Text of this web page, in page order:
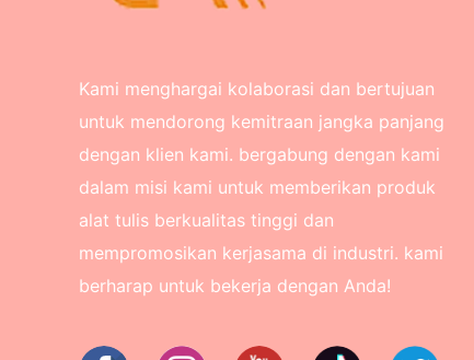
Kami menghargai kolaborasi dan bertujuan
untuk mendorong kemitraan jangka panjang
dengan klien kami. bergabung dengan kami
dalam misi kami untuk memberikan produk
alat tulis berkualitas tinggi dan
mempromosikan kerjasama di industri. kami
berharap untuk bekerja dengan Anda!